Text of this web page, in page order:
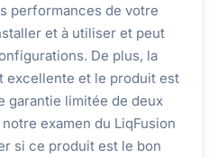
performances de votre
et à utiliser et peut
De plus, la
excellente et le produit est
garantie limitée de deux
examen du LiqFusion
si ce produit est le bon